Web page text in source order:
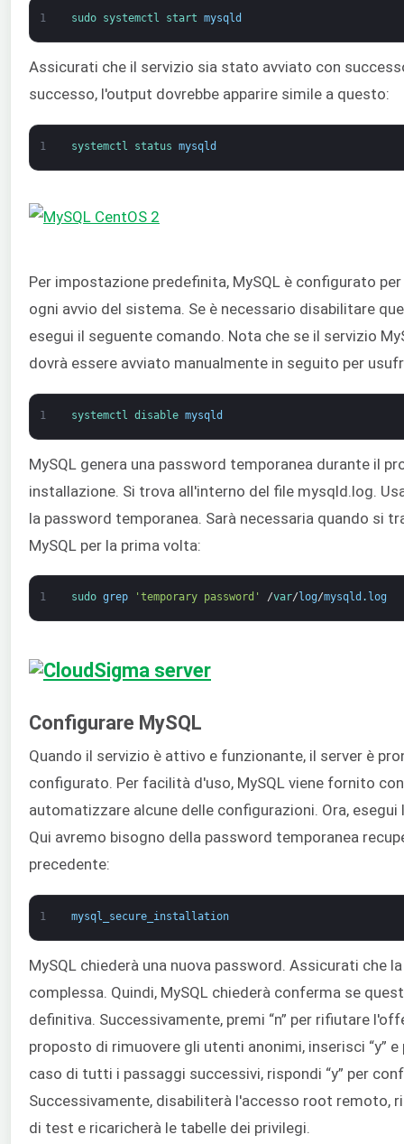
1 sudo systemctl start mysqld
Assicurati che il servizio sia stato avviato con
successo, l'output dovrebbe apparire simile a questo:
1 systemctl status mysqld
Per impostazione predefinita, MySQL è configurato
ogni avvio del sistema. Se è necessario disabilitare
esegui il seguente comando. Nota che se il servizio
dovrà essere avviato manualmente in seguito per
1 systemctl disable mysqld
MySQL genera una password temporanea durante il
installazione. Si trova all'interno del file mysqld.log.
la password temporanea. Sarà necessaria quando si
MySQL per la prima volta:
1 sudo grep 'temporary password' /var/ log/mysqld . log
Configurare MySQL
Quando il servizio è attivo e funzionante, il server è
configurato. Per facilità d'uso, MySQL viene fornito
automatizzare alcune delle configurazioni. Ora,
Qui avremo bisogno della password temporanea
precedente:
1 mysql_secure_installation
MySQL chiederà una nuova password. Assicurati che
complessa. Quindi, MySQL chiederà conferma se
definitiva. Successivamente, premi “n” per rifiutare
proposto di rimuovere gli utenti anonimi, inserisci “y” e
caso di tutti i passaggi successivi, rispondi “y” per
Successivamente, disabiliterà l'accesso root remoto,
di test e ricaricherà le tabelle dei privilegi.